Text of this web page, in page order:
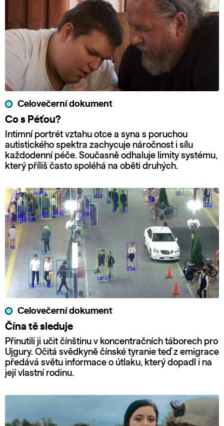
Celovečerní dokument
Co s Péťou?
Intimní portrét vztahu otce a syna s poruchou
autistického spektra zachycuje náročnost i sílu
každodenní péče. Současně odhaluje limity systému,
který příliš často spoléhá na oběti druhých.
Celovečerní dokument
Čína tě sleduje
Přinutili ji učit čínštinu v koncentračních táborech pro
Ujgury. Očitá svědkyně čínské tyranie teď z emigrace
předává světu informace o útlaku, který dopadl i na
její vlastní rodinu.